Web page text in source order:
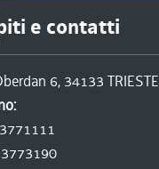
e contatti
6, 34133 TRIESTE